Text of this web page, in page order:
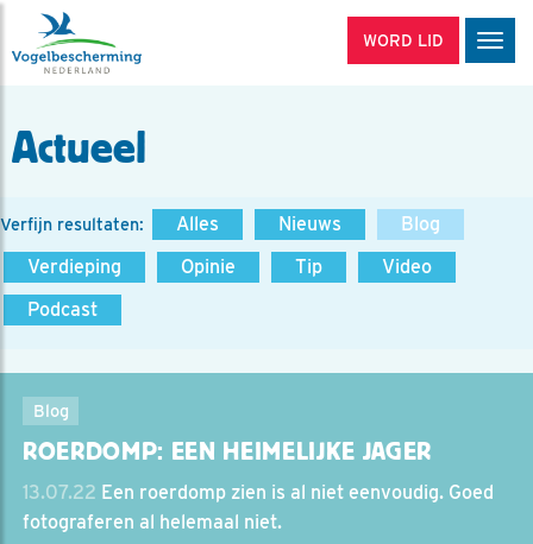
WORD LID
Actueel
Verfijn resultaten: Alles Nieuws
Blog
Verdieping
Opinie Tip
Video
Podcast
Blog
ROERDOMP: EEN HEIMELIJKE JAGER
13.07.22 Een roerdomp zien is al niet eenvoudig. Goed
fotograferen al helemaal niet.